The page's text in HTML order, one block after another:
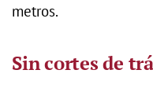
metros.
Sin cortes de